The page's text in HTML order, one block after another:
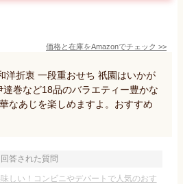
価格と在庫をAmazonでチェック >>
洋折衷 一段重おせち 祇園はいかが
巻など18品のバラエティー豊かな
なあじを楽しめますよ。おすすめ
回答された質問
しい！コンビニやデパートで人気のおす